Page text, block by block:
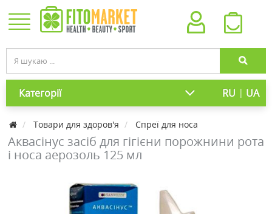
Категорії RU | UA
Товари для здоров'я Спреї для носа
Аквасінус засіб для гігієни порожнини рота
і носа аерозоль 125 мл